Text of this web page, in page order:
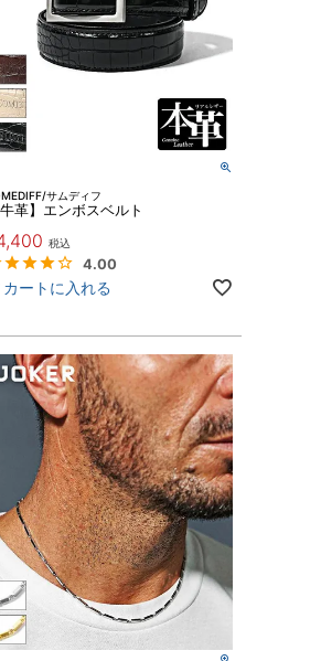
サムディフ
牛革】エンボスベルト
税込
4.00
カートに入れる